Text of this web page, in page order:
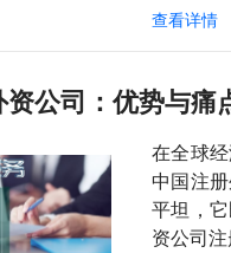
查看详情
公司：优势与痛
在全球
中国注
平坦，
资公司